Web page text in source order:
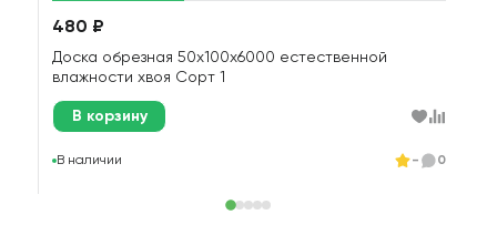
480 ₽
Доска обрезная 50х100х6000 естественной
влажности хвоя Сорт 1
В корзину
В наличии - 0